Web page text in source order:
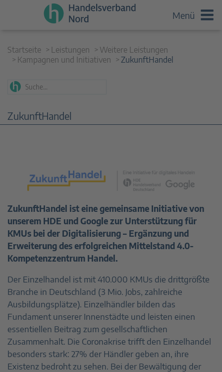
Menü
Startseite Leistungen
Weitere Leistungen
Kampagnen und Initiativen
ZukunftHandel
ZukunftHandel
ZukunftHandel ist eine gemeinsame Initiative von
unserem HDE und Google zur Unterstützung für
KMUs bei der Digitalisierung – Ergänzung und
Erweiterung des erfolgreichen Mittelstand 4.0-
Kompetenzzentrum Handel.
Der Einzelhandel ist mit 410.000 KMUs die drittgrößte
Branche in Deutschland (3 Mio. Jobs, zahlreiche
Ausbildungsplätze). Einzelhändler bilden das
Fundament unserer Innenstädte und leisten einen
essentiellen Beitrag zum gesellschaftlichen
Zusammenhalt. Die Coronakrise trifft den Einzelhandel
besonders stark: 27% der Händler geben an, ihre
Existenz bedroht zu sehen. Bei der Bewältigung der